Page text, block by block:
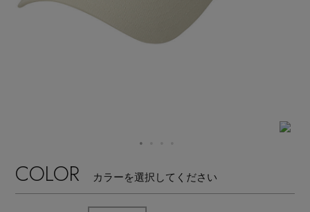
【サンダル】ビーサンの季節！
【雨の日】急な雨対策グッズ
サンダル
すべてのバッグ・財布
ファッション小物
エル・ショップについて
COLOR カラーを選択してください